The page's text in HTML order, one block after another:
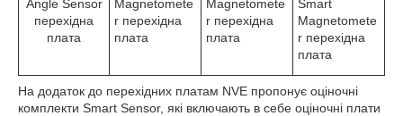
Angle Sensor
перехідна
плата
Magnetomete
r перехідна
плата
Magnetomete
r перехідна
плата
Smart
Magnetomete
r перехідна
плата
На додаток до перехідних платам NVE пропонує оціночні
комплекти Smart Sensor, які включають в себе оціночні плати